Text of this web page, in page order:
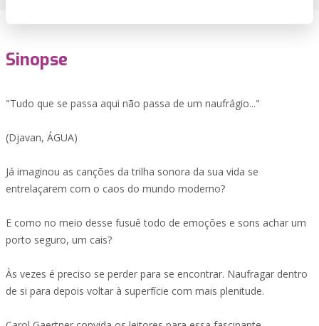
Sinopse
"Tudo que se passa aqui não passa de um naufrágio..."
(Djavan, ÁGUA)
Já imaginou as canções da trilha sonora da sua vida se
entrelaçarem com o caos do mundo moderno?
E como no meio desse fusuê todo de emoções e sons achar um
porto seguro, um cais?
Às vezes é preciso se perder para se encontrar. Naufragar dentro
de si para depois voltar à superfície com mais plenitude.